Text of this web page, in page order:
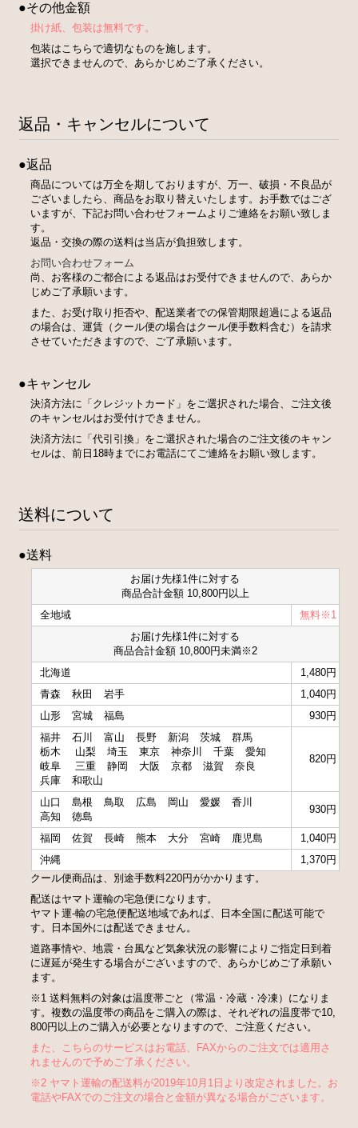
●その他金額
掛け紙、包装は無料です。
包装はこちらで適切なものを施します。
選択できませんので、あらかじめご了承ください。
返品・キャンセルについて
●返品
商品については万全を期しておりますが、万一、破損・不良品が
ございましたら、商品をお取り替えいたします。お手数ではござ
いますが、下記お問い合わせフォームよりご連絡をお願い致しま
す。
返品・交換の際の送料は当店が負担致します。
お問い合わせフォーム
尚、お客様のご都合による返品はお受付できませんので、あらか
じめご了承願います。
また、お受け取り拒否や、配送業者での保管期限超過による返品
の場合は、運賃（クール便の場合はクール便手数料含む）を請求
させていただきますので、ご了承願います。
●キャンセル
決済方法に「クレジットカード」をご選択された場合、ご注文後
のキャンセルはお受付けできません。
決済方法に「代引引換」をご選択された場合のご注文後のキャン
セルは、前日18時までにお電話にてご連絡をお願い致します。
送料について
●送料
お届け先様1件に対する
商品合計金額 10,800円以上
全地域
無料※1
お届け先様1件に対する
商品合計金額 10,800円未満※2
北海道
1,480円
青森
秋田 岩手
1,040円
山形
宮城 福島
930円
福井
石川 富山 長野 新潟 茨城
群馬
栃木
山梨 埼玉 東京 神奈川 千葉
愛知
岐阜
三重 静岡 大阪 京都 滋賀
奈良
兵庫
和歌山
820円
山口 島根 鳥取 広島 岡山 愛媛
香川
高知
徳島
930円
福岡 佐賀 長崎 熊本 大分 宮崎 鹿児島
1,040円
沖縄
1,370円
クール便商品は、別途手数料220円がかかります。
配送はヤマト運輸の宅急便になります。
ヤマト運-輸の宅急便配送地域であれば、日本全国に配送可能で
す。日本国外には配送できません。
道路事情や、地震・台風など気象状況の影響によりご指定日到着
に遅延が発生する場合がございますので、あらかじめご了承願い
ます。
※1 送料無料の対象は温度帯ごと（常温・冷蔵・冷凍）になりま
す。複数の温度帯の商品をご購入の際は、それぞれの温度帯で10,
800円以上のご購入が必要となりますので、ご注意ください。
また、こちらのサービスはお電話、FAXからのご注文では適用さ
れませんので予めご了承ください。
※2 ヤマト運輸の配送料が2019年10月1日より改定されました。お
電話やFAXでのご注文の場合と金額が異なる場合がございます。